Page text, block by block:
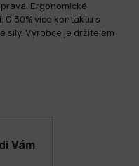
Ergonomické
30% více kontaktu s
síly. Výrobce je držitelem
Vám